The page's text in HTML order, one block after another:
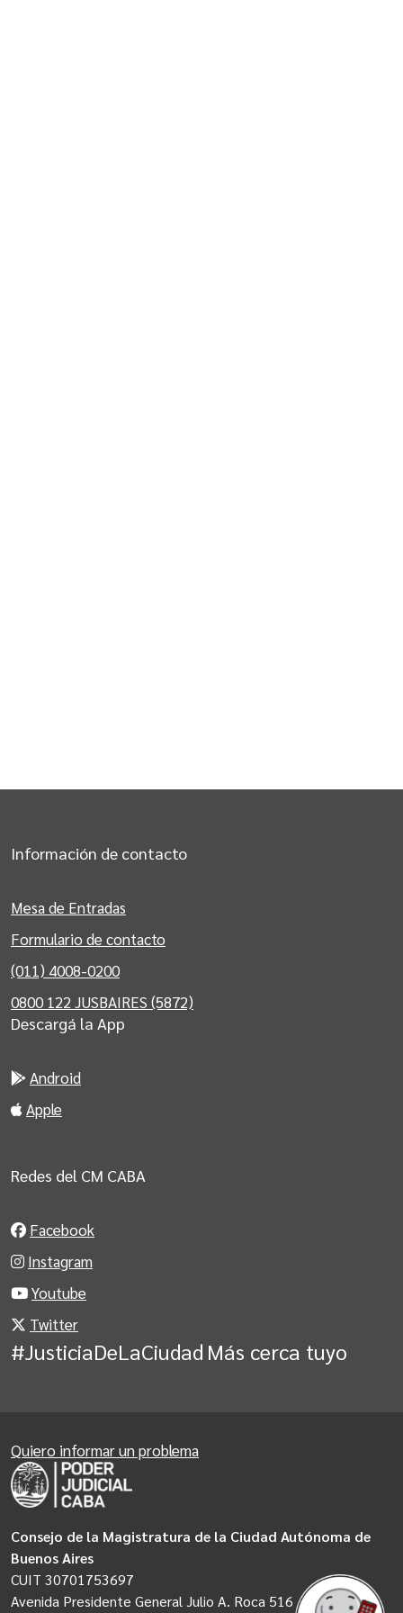
Información de contacto
Mesa de Entradas
Formulario de contacto
(011) 4008-0200
0800 122 JUSBAIRES (5872)
Descargá la App
Android
Apple
Redes del CM CABA
Facebook
Instagram
Youtube
Twitter
#JusticiaDeLaCiudad Más cerca tuyo
Consejo de la Magistratura de la Ciudad Autónoma de
Buenos Aires
CUIT 30701753697
Avenida Presidente General Julio A. Roca 516
Quiero informar un problema